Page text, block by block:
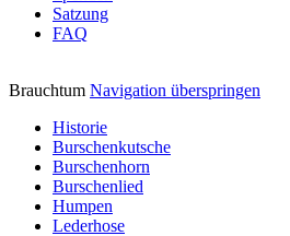
Satzung
FAQ
Brauchtum Navigation überspringen
Historie
Burschenkutsche
Burschenhorn
Burschenlied
Humpen
Lederhose